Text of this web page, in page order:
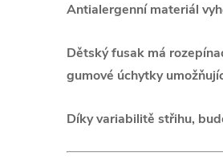
Antialergenní materiál
Dětský fusak má
gumové úchytky
Díky variabilitě střihu,